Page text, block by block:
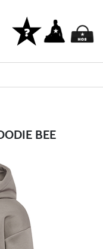
BEE